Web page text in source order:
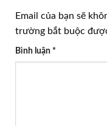
Email của bạn sẽ
trường bắt buộc
Bình luận *